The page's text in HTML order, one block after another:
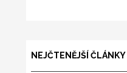
NEJČTENĚJŠÍ ČLÁNKY